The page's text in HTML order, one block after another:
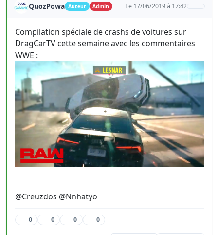
QuozPowa Auteur Admin Le 17/06/2019 à 17:42
Compilation spéciale de crashs de voitures sur
DragCarTV cette semaine avec les commentaires
WWE :
@Creuzdos @Nnhatyo
0 0 0 0